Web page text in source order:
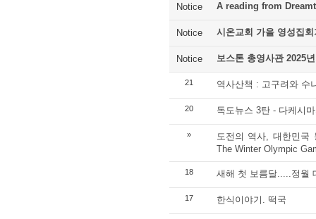
Notice A reading from
Notice 시온교회 가을 영성집
Notice 보스톤 총영사관 2025
21 역사산책 : 고구려와 수
20 독도뉴스 3탄 - 다케시
»
도전의 역사, 대한민국
The Winter Olympic
18 새해 첫 보름달.....정월
17 한식이야기. 떡국